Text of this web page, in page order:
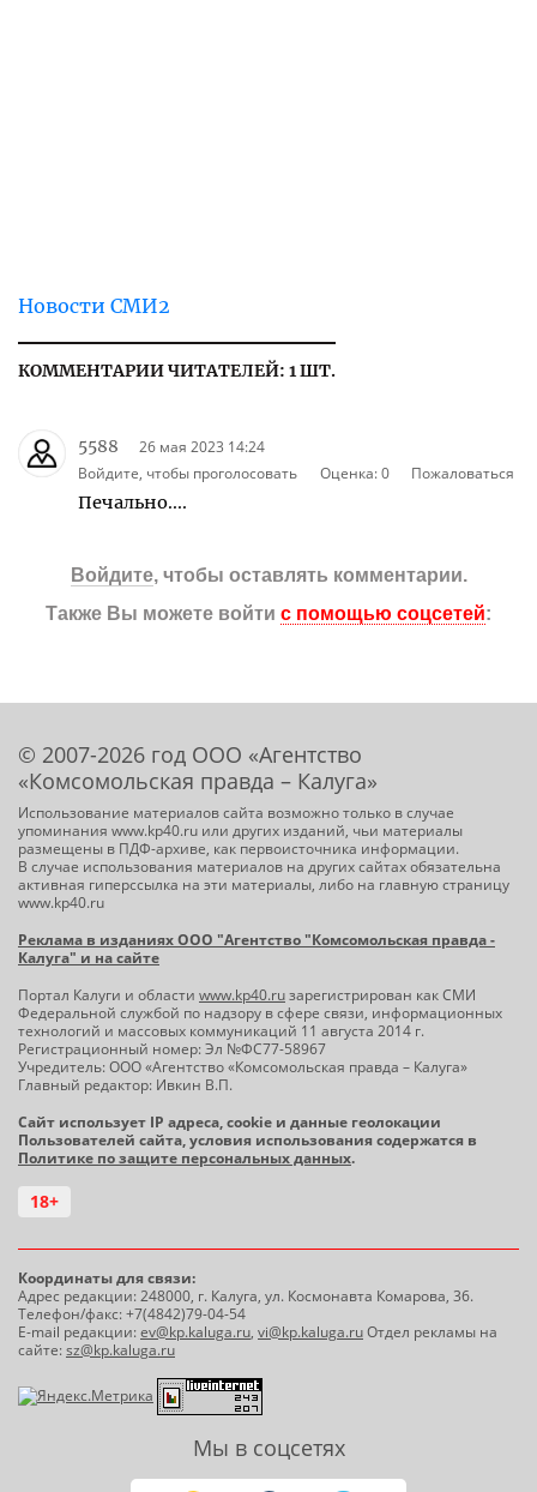
Новости СМИ2
КОММЕНТАРИИ ЧИТАТЕЛЕЙ: 1 ШТ.
5588
26 мая 2023 14:24
Войдите, чтобы проголосовать
Оценка:0 Пожаловаться
Печально....
Войдите, чтобы оставлять комментарии.
Также Вы можете войти с помощью соцсетей:
© 2007-2026 год ООО «Агентство
«Комсомольская правда – Калуга»
Использование материалов сайта возможно только в случае
упоминания www.kp40.ru или других изданий, чьи материалы
размещены в ПДФ-архиве, как первоисточника информации.
В случае использования материалов на других сайтах обязательна
активная гиперссылка на эти материалы, либо на главную страницу
www.kp40.ru
Реклама в изданиях ООО "Агентство "Комсомольская правда -
Калуга" и на сайте
Портал Калуги и области www.kp40.ruзарегистрирован как СМИ
Федеральной службой по надзору в сфере связи, информационных
технологий и массовых коммуникаций 11 августа 2014 г.
Регистрационный номер: Эл №ФС77-58967
Учредитель: ООО «Агентство «Комсомольская правда – Калуга»
Главный редактор: Ивкин В.П.
Сайт использует IP адреса, cookie и данные геолокации
Пользователей сайта, условия использования содержатся в
Политике по защите персональных данных.
18+
Координаты для связи:
Адрес редакции: 248000, г. Калуга, ул. Космонавта Комарова, 36.
Телефон/факс: +7(4842)79-04-54
E-mail редакции:ev@kp.kaluga.ru, vi@kp.kaluga.ruОтдел рекламы на
сайте:sz@kp.kaluga.ru
Мы в соцсетях